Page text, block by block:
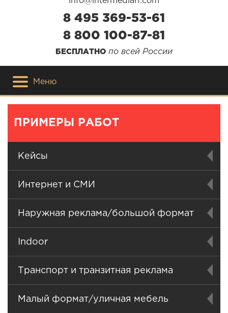
8 495 369-53-61
8 800 100-87-81
БЕСПЛАТНО по всей России
Меню
ПРИМЕРЫ РАБОТ
Кейсы
Интернет и СМИ
Наружная реклама/большой формат
Indoor
Транспорт и транзитная реклама
Малый формат/уличная мебель